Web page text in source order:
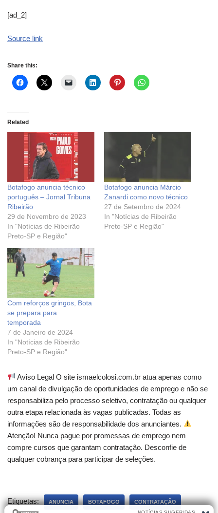
[ad_2]
Source link
Share this:
Related
Botafogo anuncia técnico
português – Jornal Tribuna
Ribeirão
29 de Novembro de 2023
In "Notícias de Ribeirão
Preto-SP e Região"
Botafogo anuncia Márcio
Zanardi como novo técnico
27 de Setembro de 2024
In "Notícias de Ribeirão
Preto-SP e Região"
Com reforços gringos, Bota
se prepara para
temporada
7 de Janeiro de 2024
In "Notícias de Ribeirão
Preto-SP e Região"
Aviso Legal O site ismaelcolosi.com.br atua apenas como
um canal de divulgação de oportunidades de emprego e não se
responsabiliza pelo processo seletivo, contratação ou qualquer
outra etapa relacionada às vagas publicadas. Todas as
informações são de responsabilidade dos anunciantes.
Atenção! Nunca pague por promessas de emprego nem
compre cursos que garantam contratação. Desconfie de
qualquer cobrança para participar de seleções.
Etiquetas: ANUNCIA BOTAFOGO CONTRATAÇÃO